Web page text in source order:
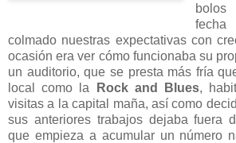
bolos
colmado nuestras expectativas con
ocasión era ver cómo funcionaba su
un auditorio, que se presta más fría
local como la
Rock and Blues,
visitas a la capital maña, así como
sus anteriores trabajos dejaba fuera
que empieza a acumular un número